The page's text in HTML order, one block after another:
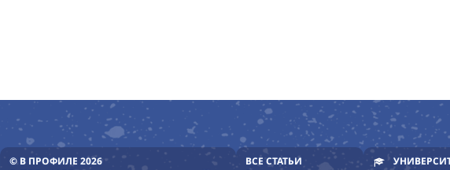
© В ПРОФИЛЕ 2026 ВСЕ СТАТЬИ